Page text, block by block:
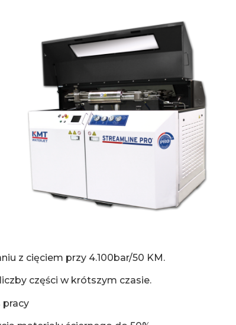
z cięciem przy 4.100bar/50 KM.
części w krótszym czasie.
pracy